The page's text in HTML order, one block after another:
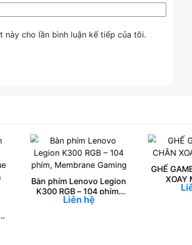
cho lần bình luận kế tiếp của tôi.
Bàn phím Lenovo Legion
K300 RGB – 104 phím,
Membrane Gaming
Liên hệ
GHẾ
XOAY